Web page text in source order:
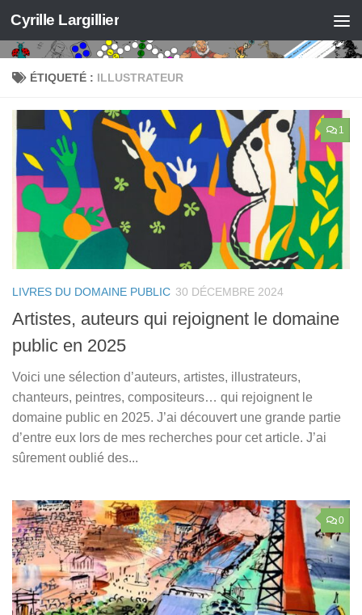
Skip to content
Cyrille Largillier
ÉTIQUETÉ : ILLUSTRATEUR
1
LIVRES DU DOMAINE PUBLIC 30 DÉCEMBRE 2024
Artistes, auteurs qui rejoignent le domaine
public en 2025
Voici une sélection d’auteurs, artistes, illustrateurs,
chanteurs, peintres, compositeurs… qui rejoignent le
domaine public en 2025. J’ai découvert une grande partie
d’entre eux lors de mes recherches pour cet article. J’ai
sûrement oublié des...
0